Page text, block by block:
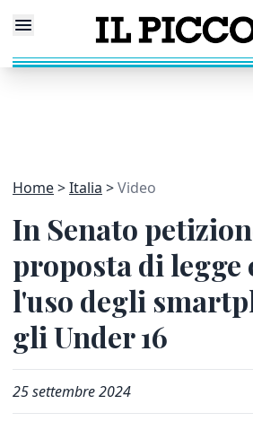
Home Italia Video
In Senato
proposta di legge
l'uso degli
gli Under 16
25 settembre 2024